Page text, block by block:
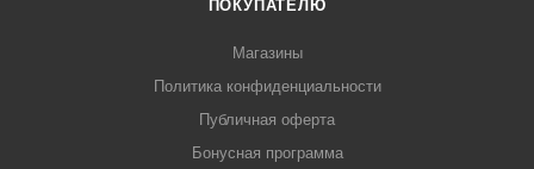
ПОКУПАТЕЛЮ
Магазины
Политика конфиденциальности
Публичная оферта
Бонусная программа